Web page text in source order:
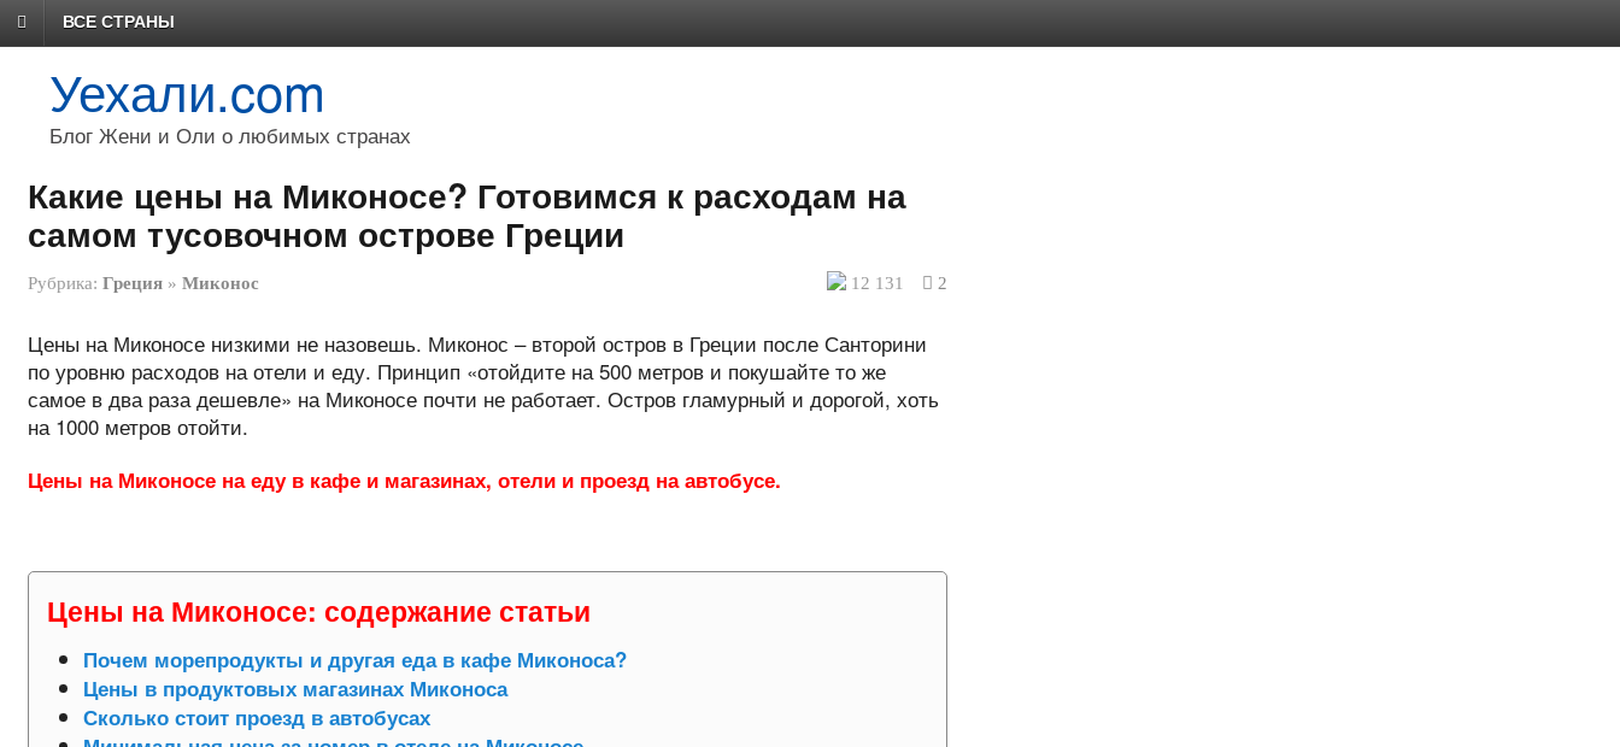
ВСЕ СТРАНЫ
Уехали.com
Блог Жени и Оли о любимых странах
Какие цены на Миконосе? Готовимся к расходам на
самом тусовочном острове Греции
Рубрика: Греция» Миконос 12 131 2
Цены на Миконосе низкими не назовешь. Миконос – второй остров в Греции после Санторини
по уровню расходов на отели и еду. Принцип «отойдите на 500 метров и покушайте то же
самое в два раза дешевле» на Миконосе почти не работает. Остров гламурный и дорогой, хоть
на 1000 метров отойти.
Цены на Миконосе на еду в кафе и магазинах, отели и проезд на автобусе.
Цены на Миконосе: содержание статьи
Почем морепродукты и другая еда в кафе Миконоса?
Цены в продуктовых магазинах Миконоса
Сколько стоит проезд в автобусах